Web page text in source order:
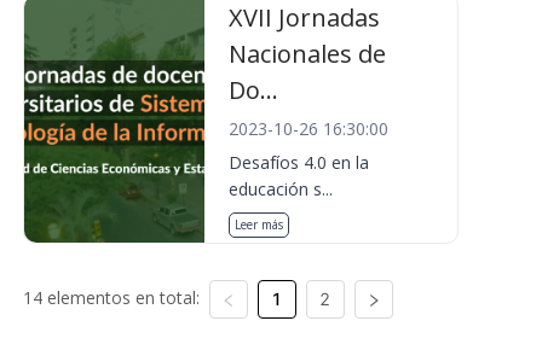
XVII Jornadas
Nacionales de
Do...
2023-10-26 16:30:00
Desafíos 4.0 en la
educación s...
Leer más
14 elementos en total: 1 2